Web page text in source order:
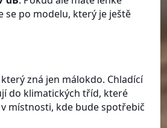
se po modelu, který je ještě
zná jen málokdo. Chladící
do klimatických tříd, které
místnosti, kde bude spotřebič